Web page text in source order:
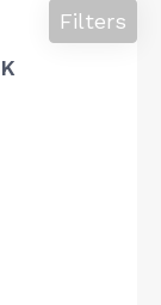
Filters